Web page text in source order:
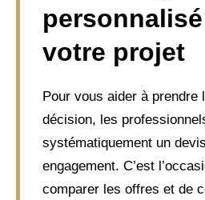
votre projet
Pour vous aider à prendre
décision, les
systématiquement un
engagement. C’est
comparer les offres et de